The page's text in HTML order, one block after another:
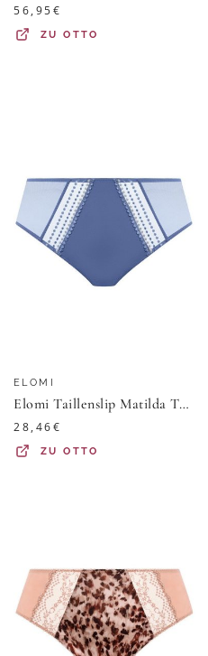
56,95€
ZUOTTO
ELOMI
Elomi Taillenslip Matilda Taillenslip
28,46€
ZUOTTO